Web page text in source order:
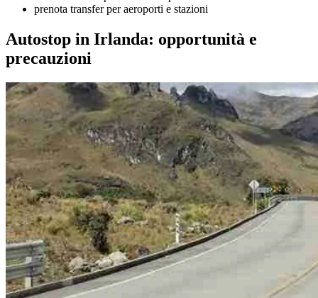
prenota transfer per aeroporti e stazioni
Autostop in Irlanda: opportunità e
precauzioni